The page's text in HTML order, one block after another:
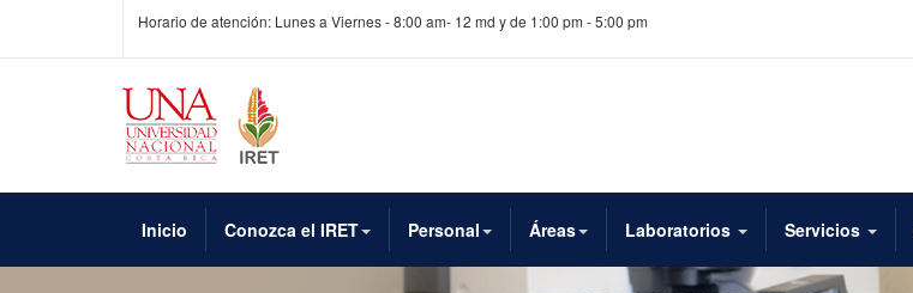
Horario de atención: Lunes a Viernes - 8:00 am- 12 md y de 1:00 pm - 5:00 pm
Inicio Conozca el IRET Personal Áreas Laboratorios Servicios